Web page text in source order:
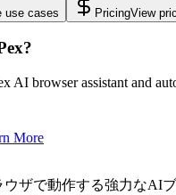
use cases PricingView
AI browser assistant and
More
ウザで動作する強力なAI